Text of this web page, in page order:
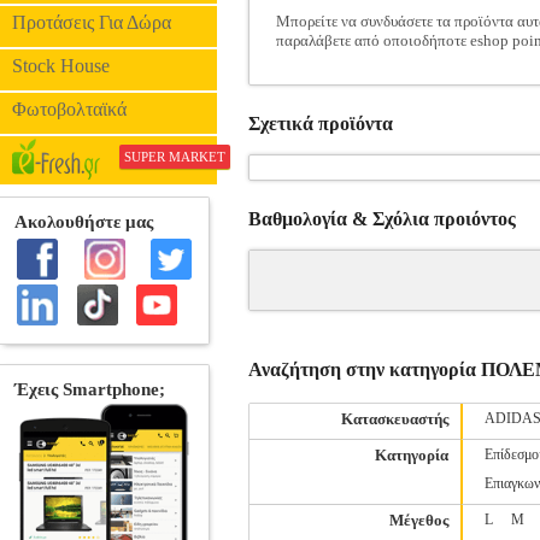
Προτάσεις Για Δώρα
Stock House
Φωτοβολταϊκά
SUPER MARKET
Μπορείτε να συνδυάσετε τα προϊόντα
παραλάβετε από οποιοδήποτε eshop
Σχετικά προϊόντα
Βαθμολογία & Σχόλια προιόντος
Αναζήτηση στην κατηγορία
Κατασκευαστής
Κατηγορία
Μέγεθος L M